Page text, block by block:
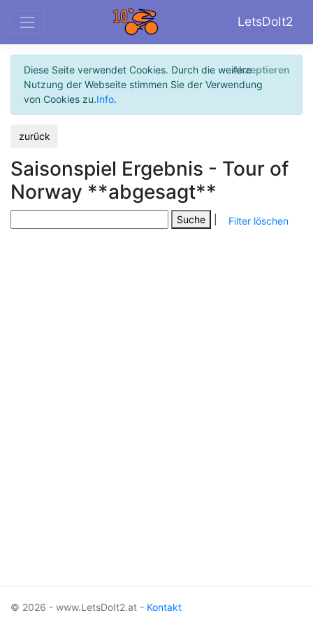
LetsDoIt2
Diese Seite verwendet Cookies. Durch die weitere
Nutzung der Webseite stimmen Sie der Verwendung
von Cookies zu.Info.
Akzeptieren
zurück
Saisonspiel Ergebnis - Tour of
Norway **abgesagt**
Suche Filter löschen
© 2026 - www.LetsDoIt2.at - Kontakt